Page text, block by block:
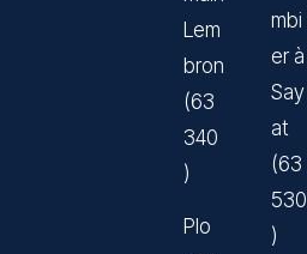
Lem
bron
(63
340
)
Plo
mbi
er à
Say
at
(63
530
)